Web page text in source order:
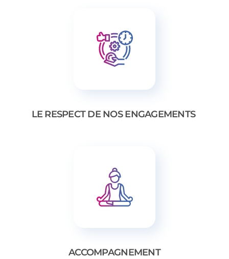
LE RESPECT DE NOS ENGAGEMENTS
ACCOMPAGNEMENT